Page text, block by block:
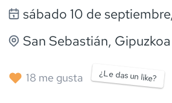
sábado 10 de
San Sebastián,
18 me gusta ¿Le das un like?